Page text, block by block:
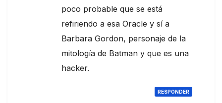
poco probable que se está
refiriendo a esa Oracle y sí a
Barbara Gordon, personaje de la
mitología de Batman y que es una
hacker.
RESPONDER